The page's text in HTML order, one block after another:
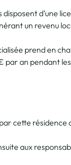
d’une
un revenu
prend en
an pendant
cette
aux